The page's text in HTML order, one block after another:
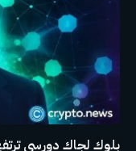
بلوك لجاك دورسي